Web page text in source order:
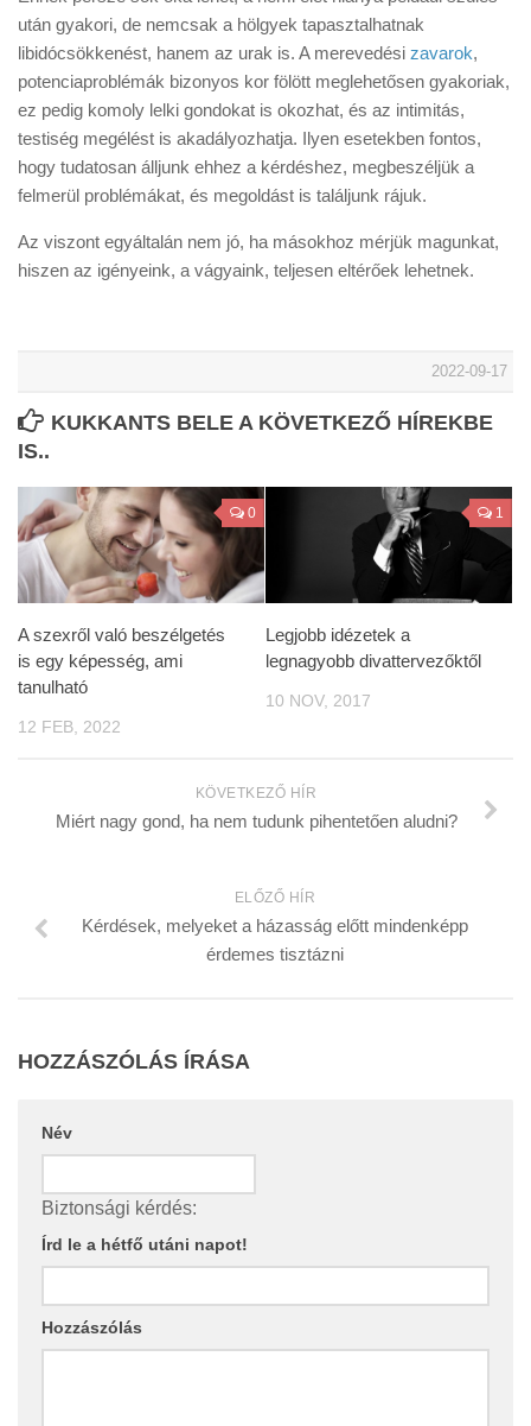
után gyakori, de nemcsak a hölgyek tapasztalhatnak
libidócsökkenést, hanem az urak is. A merevedési zavarok,
potenciaproblémák bizonyos kor fölött meglehetősen gyakoriak,
ez pedig komoly lelki gondokat is okozhat, és az intimitás,
testiség megélést is akadályozhatja. Ilyen esetekben fontos,
hogy tudatosan álljunk ehhez a kérdéshez, megbeszéljük a
felmerül problémákat, és megoldást is találjunk rájuk.
Az viszont egyáltalán nem jó, ha másokhoz mérjük magunkat,
hiszen az igényeink, a vágyaink, teljesen eltérőek lehetnek.
2022-09-17
KUKKANTS BELE A KÖVETKEZŐ HÍREKBE
IS..
0
A szexről való beszélgetés
is egy képesség, ami
tanulható
12 FEB, 2022
1
Legjobb idézetek a
legnagyobb divattervezőktől
10 NOV, 2017
KÖVETKEZŐ HÍR
Miért nagy gond, ha nem tudunk pihentetően aludni?
ELŐZŐ HÍR
Kérdések, melyeket a házasság előtt mindenképp
érdemes tisztázni
HOZZÁSZÓLÁS ÍRÁSA
Név
Biztonsági kérdés:
Írd le a hétfő utáni napot!
Hozzászólás